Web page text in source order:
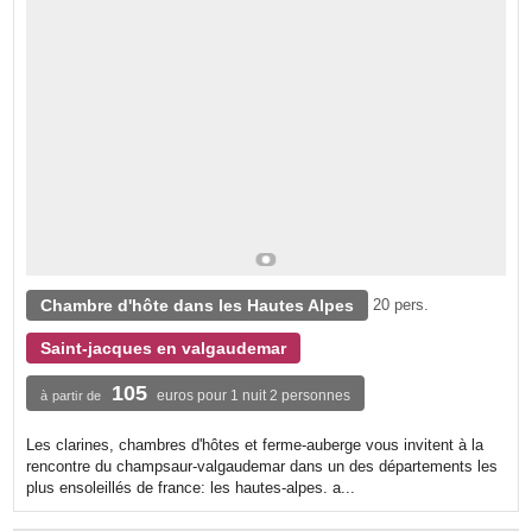
Chambre d'hôte dans les Hautes Alpes 20 pers.
Saint-jacques en valgaudemar
à partir de 105 euros pour 1 nuit 2 personnes
Les clarines, chambres d'hôtes et ferme-auberge vous invitent à la
rencontre du champsaur-valgaudemar dans un des départements les
plus ensoleillés de france: les hautes-alpes. a...